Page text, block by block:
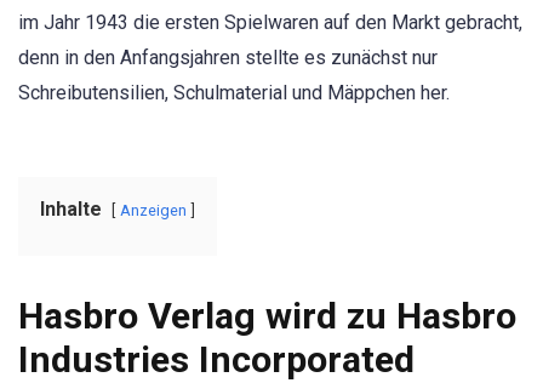
im Jahr 1943 die ersten Spielwaren auf den Markt gebracht,
denn in den Anfangsjahren stellte es zunächst nur
Schreibutensilien, Schulmaterial und Mäppchen her.
Inhalte Anzeigen
Hasbro Verlag wird zu Hasbro
Industries Incorporated